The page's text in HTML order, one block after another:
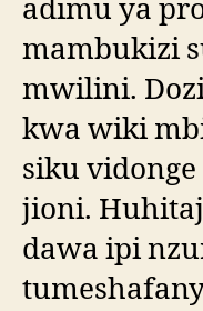
adimu ya
mambukizi
mwilini.
kwa wiki
siku
jioni.
dawa ipi